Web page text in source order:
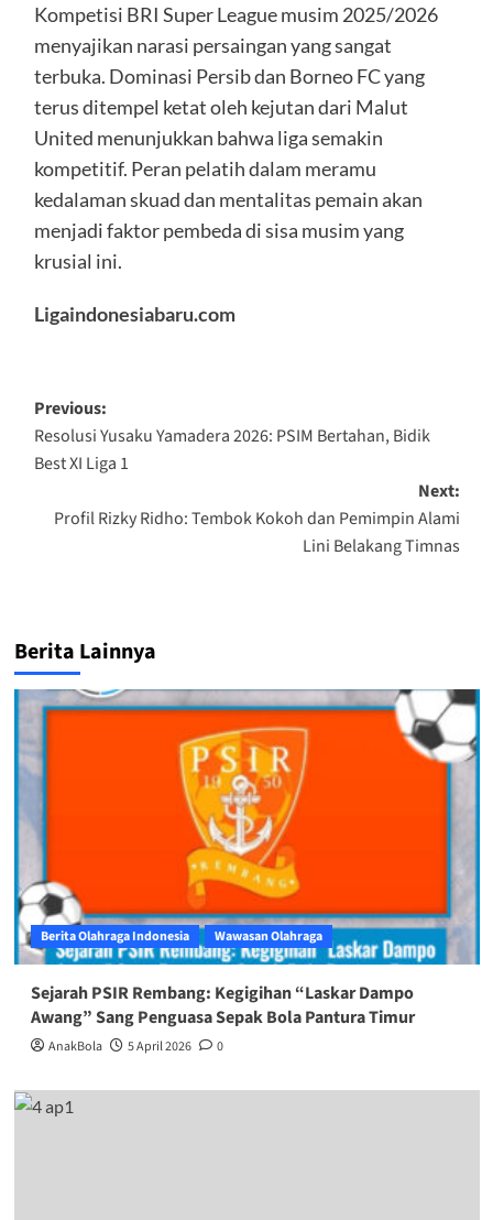
Kompetisi BRI Super League musim 2025/2026
menyajikan narasi persaingan yang sangat
terbuka. Dominasi Persib dan Borneo FC yang
terus ditempel ketat oleh kejutan dari Malut
United menunjukkan bahwa liga semakin
kompetitif. Peran pelatih dalam meramu
kedalaman skuad dan mentalitas pemain akan
menjadi faktor pembeda di sisa musim yang
krusial ini.
Ligaindonesiabaru.com
Previous:
Resolusi Yusaku Yamadera 2026: PSIM Bertahan, Bidik
Best XI Liga 1
Next:
Profil Rizky Ridho: Tembok Kokoh dan Pemimpin Alami
Lini Belakang Timnas
Berita Lainnya
Berita Olahraga Indonesia Wawasan Olahraga
Sejarah PSIR Rembang: Kegigihan “Laskar Dampo
Awang” Sang Penguasa Sepak Bola Pantura Timur
AnakBola 5 April 2026 0